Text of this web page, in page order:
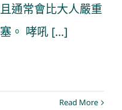
通常會比大人嚴重
。 哮吼 [...]
Read More